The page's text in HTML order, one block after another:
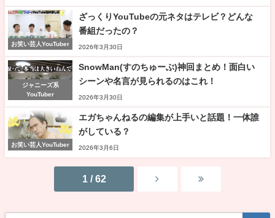
お笑い芸人YouTuber
ざっくりYouTubeの元ネタはテレビ？どんな
番組だったの？
2026年3月30日
ジャニーズ系
YouTuber
SnowMan(すのちゅーぶ)神回まとめ！面白い
シーンや名言が見られるのはこれ！
2026年3月30日
お笑い芸人YouTuber
エガちゃんねるの編集が上手いと話題！一体誰
がしている？
2026年3月6日
1 / 62